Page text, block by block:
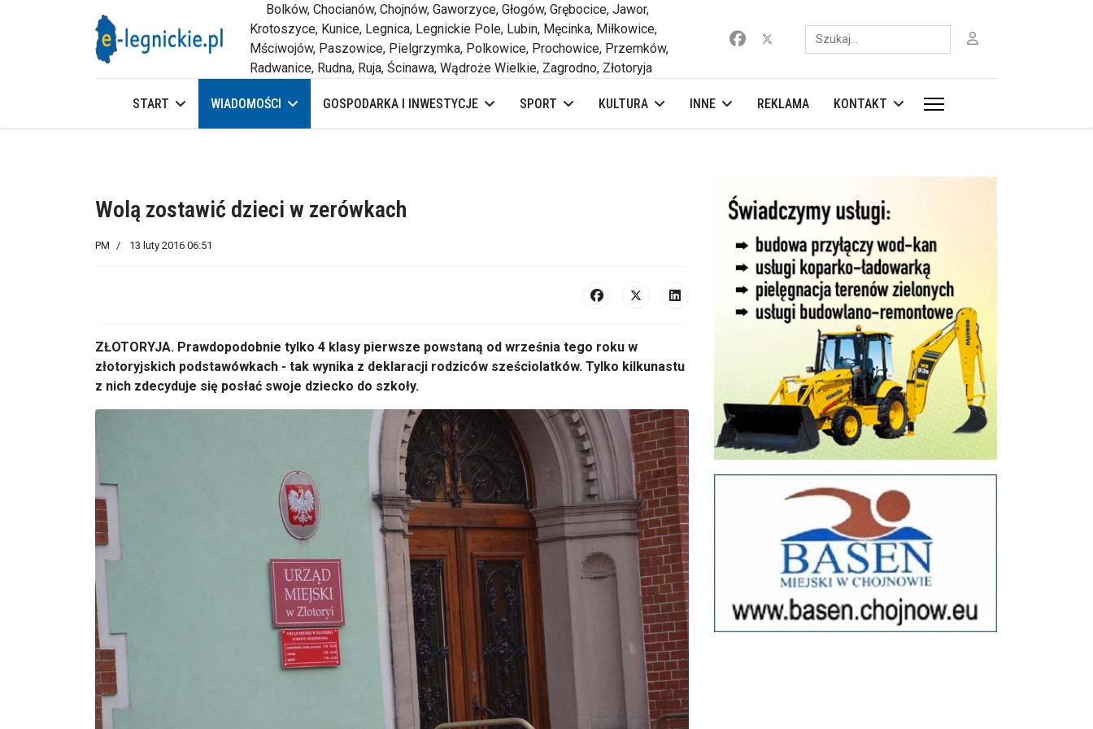
Bolków, Chocianów, Chojnów, Gaworzyce, Głogów, Grębocice, Jawor,
Krotoszyce, Kunice, Legnica, Legnickie Pole, Lubin, Męcinka, Miłkowice,
Mściwojów, Paszowice, Pielgrzymka, Polkowice, Prochowice, Przemków,
Radwanice, Rudna, Ruja, Ścinawa, Wądroże Wielkie, Zagrodno, Złotoryja
Szukaj
START WIADOMOŚCI GOSPODARKA I INWESTYCJE SPORT KULTURA INNE REKLAMA KONTAKT
Wolą zostawić dzieci w zerówkach
PM 13 luty 2016 06:51
ZŁOTORYJA. Prawdopodobnie tylko 4 klasy pierwsze powstaną od września tego roku w
złotoryjskich podstawówkach - tak wynika z deklaracji rodziców sześciolatków. Tylko kilkunastu
z nich zdecyduje się posłać swoje dziecko do szkoły.